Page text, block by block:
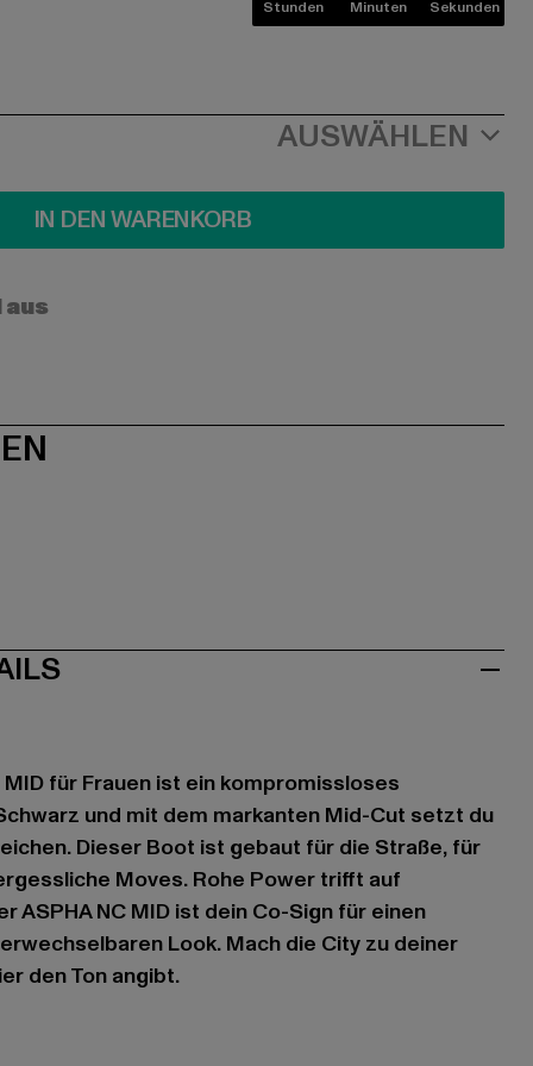
Stunden Minuten Sekunden
AUSWÄHLEN
IN DEN WARENKORB
MID für Frauen ist ein kompromissloses
und mit dem markanten Mid-Cut setzt du
Dieser Boot ist gebaut für die Straße, für
Moves. Rohe Power trifft auf
ASPHA NC MID ist dein Co-Sign für einen
Look. Mach die City zu deiner
den Ton angibt.